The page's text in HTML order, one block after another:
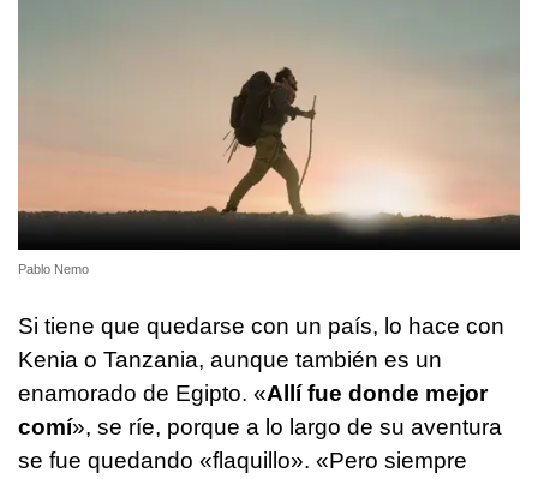
Pablo Nemo
Si tiene que quedarse con un país, lo hace con
Kenia o Tanzania, aunque también es un
enamorado de Egipto. «Allí fue donde mejor
comí», se ríe, porque a lo largo de su aventura
se fue quedando «flaquillo». «Pero siempre